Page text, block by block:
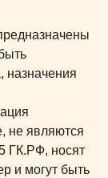
назначения
не являются
ГК.РФ, носят
и могут быть